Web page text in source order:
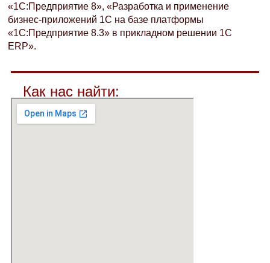
«1С:Предприятие 8», «Разработка и применение
бизнес-приложений 1С на базе платформы
«1С:Предприятие 8.3» в прикладном решении 1C
ERP».
Как нас найти: